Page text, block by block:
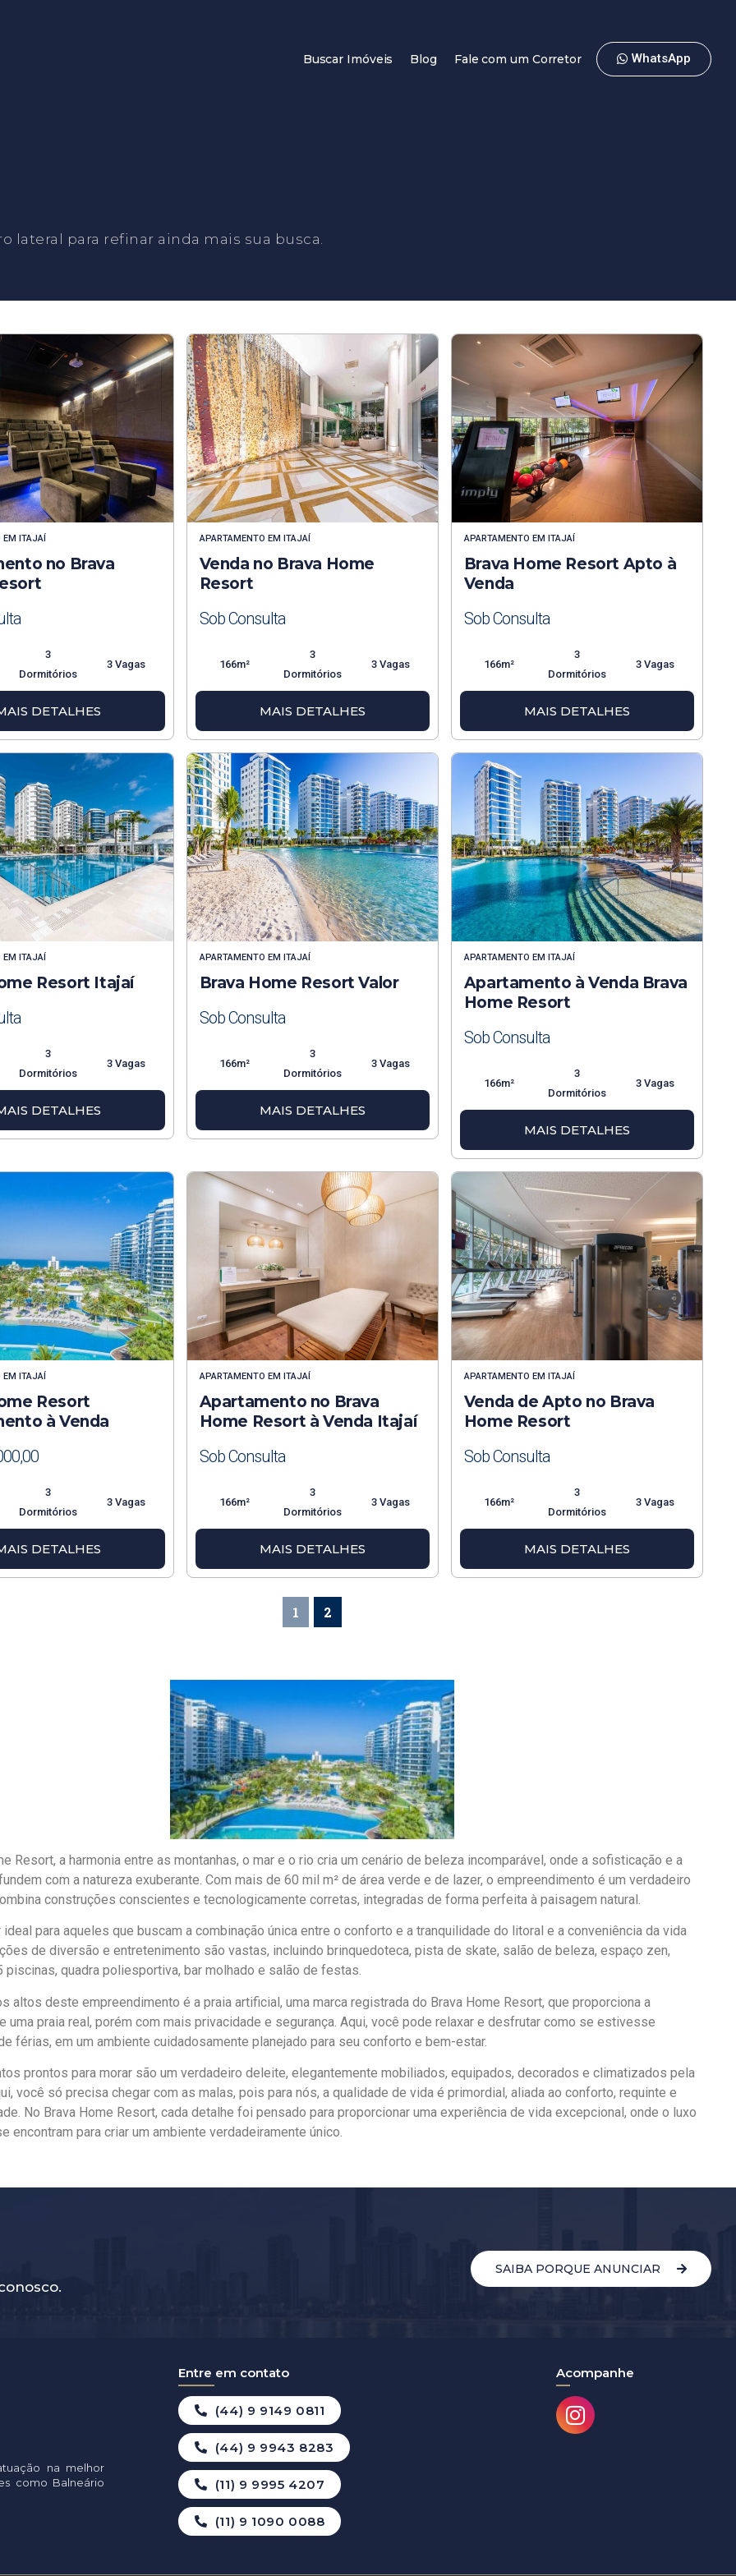
Buscar Imóveis Blog Fale com um Corretor WhatsApp
lateral para refinar ainda mais sua busca.
EM ITAJAÍ
no Brava
3
Dormitórios
3 Vagas
DETALHES
APARTAMENTO EM ITAJAÍ
Venda no Brava Home
Resort
Sob Consulta
166m²
3
Dormitórios
3 Vagas
MAIS DETALHES
APARTAMENTO EM ITAJAÍ
Brava Home Resort Apto à
Venda
Sob Consulta
166m²
3
Dormitórios
3 Vagas
MAIS DETALHES
EM ITAJAÍ
Resort Itajaí
3
Dormitórios
3 Vagas
DETALHES
APARTAMENTO EM ITAJAÍ
Brava Home Resort Valor
Sob Consulta
166m²
3
Dormitórios
3 Vagas
MAIS DETALHES
APARTAMENTO EM ITAJAÍ
Apartamento à Venda Brava
Home Resort
Sob Consulta
166m²
3
Dormitórios
3 Vagas
MAIS DETALHES
EM ITAJAÍ
Resort
à Venda
3
Dormitórios
3 Vagas
DETALHES
APARTAMENTO EM ITAJAÍ
Apartamento no Brava
Home Resort à Venda Itajaí
Sob Consulta
166m²
3
Dormitórios
3 Vagas
MAIS DETALHES
APARTAMENTO EM ITAJAÍ
Venda de Apto no Brava
Home Resort
Sob Consulta
166m²
3
Dormitórios
3 Vagas
MAIS DETALHES
1 2
Resort, a harmonia entre as montanhas, o mar e o rio cria um cenário de beleza incomparável, onde a sofisticação e a
com a natureza exuberante. Com mais de 60 mil m² de área verde e de lazer, o empreendimento é um verdadeiro
construções conscientes e tecnologicamente corretas, integradas de forma perfeita à paisagem natural.
ideal para aqueles que buscam a combinação única entre o conforto e a tranquilidade do litoral e a conveniência da vida
de diversão e entretenimento são vastas, incluindo brinquedoteca, pista de skate, salão de beleza, espaço zen,
piscinas, quadra poliesportiva, bar molhado e salão de festas.
altos deste empreendimento é a praia artificial, uma marca registrada do Brava Home Resort, que proporciona a
uma praia real, porém com mais privacidade e segurança. Aqui, você pode relaxar e desfrutar como se estivesse
férias, em um ambiente cuidadosamente planejado para seu conforto e bem-estar.
prontos para morar são um verdadeiro deleite, elegantemente mobiliados, equipados, decorados e climatizados pela
você só precisa chegar com as malas, pois para nós, a qualidade de vida é primordial, aliada ao conforto, requinte e
No Brava Home Resort, cada detalhe foi pensado para proporcionar uma experiência de vida excepcional, onde o luxo
encontram para criar um ambiente verdadeiramente único.
SAIBA PORQUE ANUNCIAR
na melhor
como Balneário
Entre em contato
(44) 9 9149 0811
(44) 9 9943 8283
(11) 9 9995 4207
(11) 9 1090 0088
Acompanhe